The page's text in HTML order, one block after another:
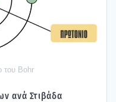
του Bohr
ανά Στι­βά­δα